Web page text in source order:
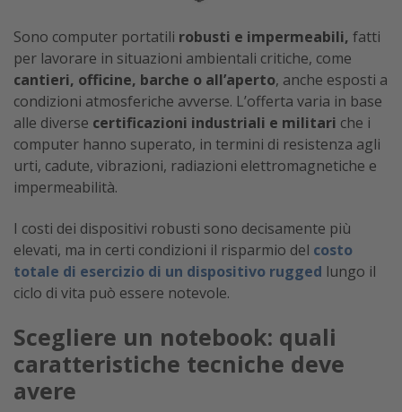
Sono computer portatili robusti e impermeabili, fatti
per lavorare in situazioni ambientali critiche, come
cantieri, officine, barche o all’aperto, anche esposti a
condizioni atmosferiche avverse. L’offerta varia in base
alle diverse certificazioni industriali e militari che i
computer hanno superato, in termini di resistenza agli
urti, cadute, vibrazioni, radiazioni elettromagnetiche e
impermeabilità.
I costi dei dispositivi robusti sono decisamente più
elevati, ma in certi condizioni il risparmio del costo
totale di esercizio di un dispositivo rugged lungo il
ciclo di vita può essere notevole.
Scegliere un notebook: quali
caratteristiche tecniche deve
avere